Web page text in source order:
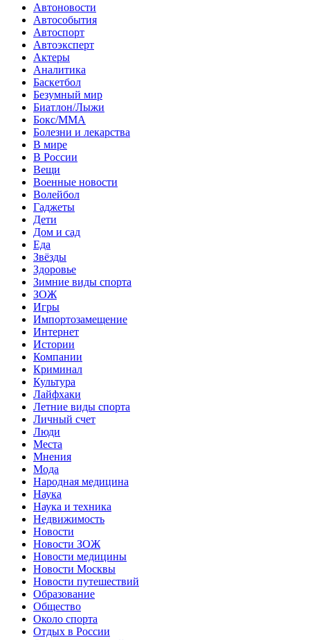
Автоновости
Автособытия
Автоспорт
Автоэксперт
Актеры
Аналитика
Баскетбол
Безумный мир
Биатлон/Лыжи
Бокс/MMA
Болезни и лекарства
В мире
В России
Вещи
Военные новости
Волейбол
Гаджеты
Дети
Дом и сад
Еда
Звёзды
Здоровье
Зимние виды спорта
ЗОЖ
Игры
Импортозамещение
Интернет
Истории
Компании
Криминал
Культура
Лайфхаки
Летние виды спорта
Личный счет
Люди
Места
Мнения
Мода
Народная медицина
Наука
Наука и техника
Недвижимость
Новости
Новости ЗОЖ
Новости медицины
Новости Москвы
Новости путешествий
Образование
Общество
Около спорта
Отдых в России